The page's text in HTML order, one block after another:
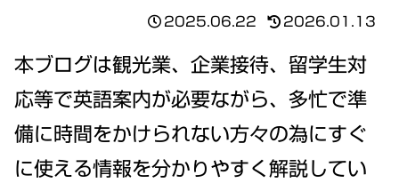
2025.06.22 2026.01.13
本ブログは観光業、企業接待、留学生対
応等で英語案内が必要ながら、多忙で準
備に時間をかけられない方々の為にすぐ
に使える情報を分かりやすく解説してい